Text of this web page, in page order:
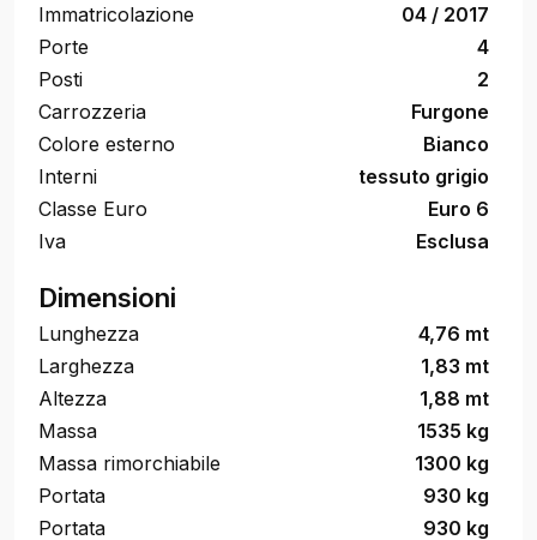
Immatricolazione
04 / 2017
Porte
4
Posti
2
Carrozzeria
Furgone
Colore esterno
Bianco
Interni
tessuto grigio
Classe Euro
Euro 6
Iva
Esclusa
Dimensioni
Lunghezza
4,76 mt
Larghezza
1,83 mt
Altezza
1,88 mt
Massa
1535 kg
Massa rimorchiabile
1300 kg
Portata
930 kg
Portata
930 kg